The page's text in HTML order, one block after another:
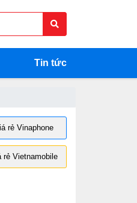
Tin tức
rẻ Vinaphone
rẻ Vietnamobile